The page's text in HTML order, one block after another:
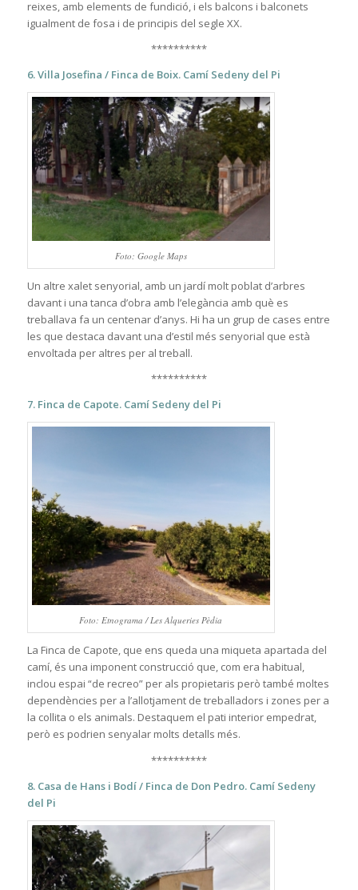
reixes, amb elements de fundició, i els balcons i balconets
igualment de fosa i de principis del segle XX.
**********
6. Villa Josefina / Finca de Boix. Camí Sedeny del Pi
Foto: Google Maps
Un altre xalet senyorial, amb un jardí molt poblat d’arbres
davant i una tanca d’obra amb l’elegància amb què es
treballava fa un centenar d’anys. Hi ha un grup de cases entre
les que destaca davant una d’estil més senyorial que està
envoltada per altres per al treball.
**********
7. Finca de Capote. Camí Sedeny del Pi
Foto: Etnograma / Les Alqueries Pèdia
La Finca de Capote, que ens queda una miqueta apartada del
camí, és una imponent construcció que, com era habitual,
inclou espai “de recreo” per als propietaris però també moltes
dependències per a l’allotjament de treballadors i zones per a
la collita o els animals. Destaquem el pati interior empedrat,
però es podrien senyalar molts detalls més.
**********
8. Casa de Hans i Bodí / Finca de Don Pedro. Camí Sedeny
del Pi